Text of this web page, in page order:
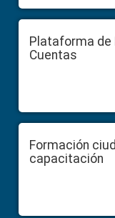
Plataforma de
Cuentas
Formación
capacitación